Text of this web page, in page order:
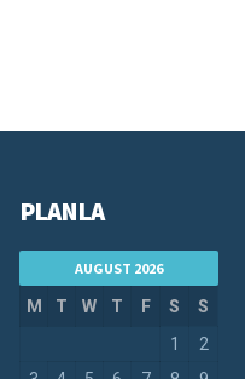
PLANLA
AUGUST 2026
M T W T F S
S
1
2